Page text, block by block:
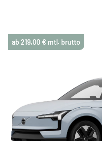
ab 219,00 € mtl. brutto